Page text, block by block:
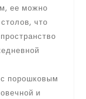
ее можно
что
порошковым
и